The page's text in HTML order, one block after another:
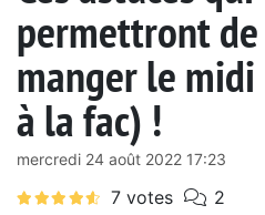
permettront
manger le
à la fac) !
mercredi 24 août 2022 17:23